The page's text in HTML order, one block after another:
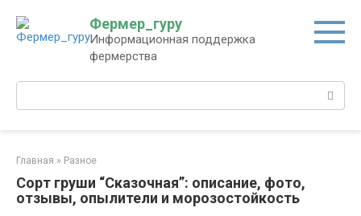
контенту
Фермер_гуру
Информационная поддержка
фермерства
Поиск:
Главная » Разное
Сорт груши “Сказочная”: описание, фото,
отзывы, опылители и морозостойкость